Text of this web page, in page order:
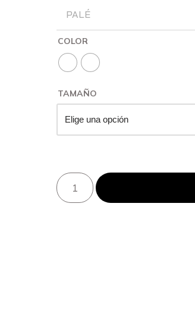
PALÉ
COLOR
TAMAÑO